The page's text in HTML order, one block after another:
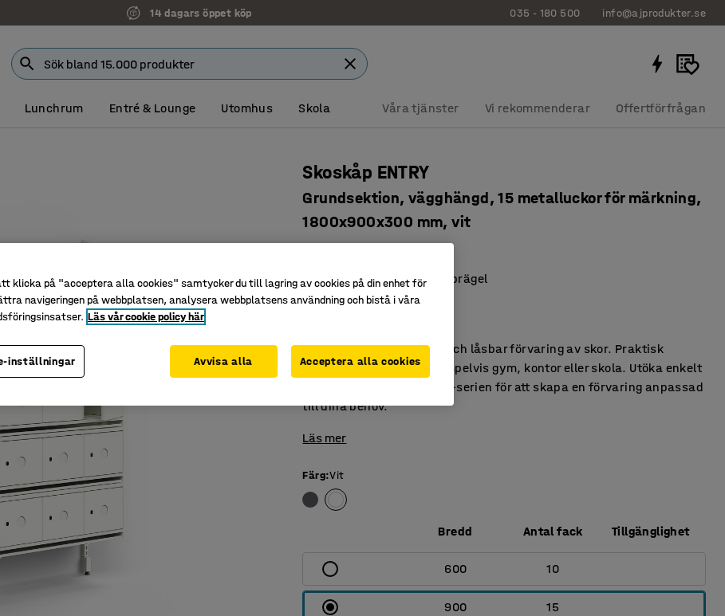
14 dagars öppet köp 035 - 180 500 info@ajprodukter.se
Lunchrum Entré & Lounge Utomhus Skola Våra tjänster Vi rekommenderar Offertförfrågan
Skoskåp ENTRY
Grundsektion, vägghängd, 15 metalluckor för märkning,
1800x900x300 mm, vit
Art. nr:3040303
Förberedd för personlig prägel
Lås för säker förvaring
Skoskåp för organiserad och låsbar förvaring av skor. Praktisk
förvaringslösning på exempelvis gym, kontor eller skola. Utöka enkelt
med fler sektioner i ENTRY-serien för att skapa en förvaring anpassad
till dina behov.
Läs mer
Färg:Vit
Bredd Antal fack Tillgänglighet
600 10
900 15
klicka på "acceptera alla cookies" samtycker du till lagring av cookies på din enhet för
navigeringen på webbplatsen, analysera webbplatsens användning och bistå i våra
Läs vår cookie policy här
inställningar Avvisa alla Acceptera alla cookies